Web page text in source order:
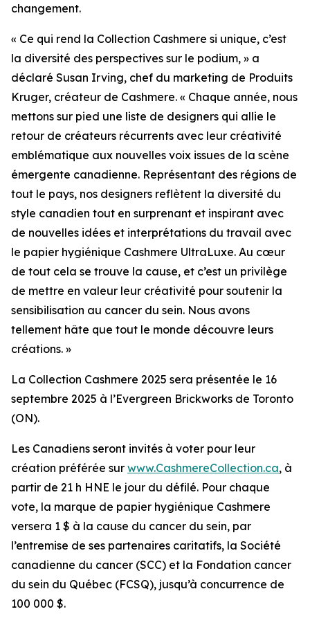
changement.
« Ce qui rend la Collection Cashmere si unique, c’est
la diversité des perspectives sur le podium, » a
déclaré Susan Irving, chef du marketing de Produits
Kruger, créateur de Cashmere. « Chaque année, nous
mettons sur pied une liste de designers qui allie le
retour de créateurs récurrents avec leur créativité
emblématique aux nouvelles voix issues de la scène
émergente canadienne. Représentant des régions de
tout le pays, nos designers reflètent la diversité du
style canadien tout en surprenant et inspirant avec
de nouvelles idées et interprétations du travail avec
le papier hygiénique Cashmere UltraLuxe. Au cœur
de tout cela se trouve la cause, et c’est un privilège
de mettre en valeur leur créativité pour soutenir la
sensibilisation au cancer du sein. Nous avons
tellement hâte que tout le monde découvre leurs
créations. »
La Collection Cashmere 2025 sera présentée le 16
septembre 2025 à l’Evergreen Brickworks de Toronto
(ON).
Les Canadiens seront invités à voter pour leur
création préférée sur www.CashmereCollection.ca, à
partir de 21 h HNE le jour du défilé. Pour chaque
vote, la marque de papier hygiénique Cashmere
versera 1 $ à la cause du cancer du sein, par
l’entremise de ses partenaires caritatifs, la Société
canadienne du cancer (SCC) et la Fondation cancer
du sein du Québec (FCSQ), jusqu’à concurrence de
100 000 $.